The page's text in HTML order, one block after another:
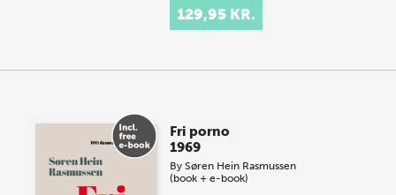
129,95 KR.
Fri porno
1969
BySøren Hein Rasmussen
(book + e-book)